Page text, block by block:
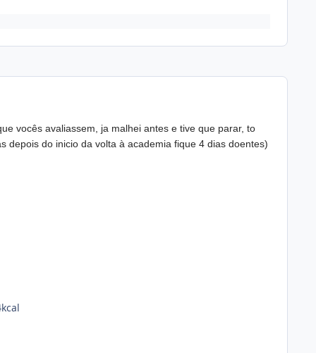
vocês avaliassem, ja malhei antes e tive que parar, to
depois do inicio da volta à academia fique 4 dias doentes)